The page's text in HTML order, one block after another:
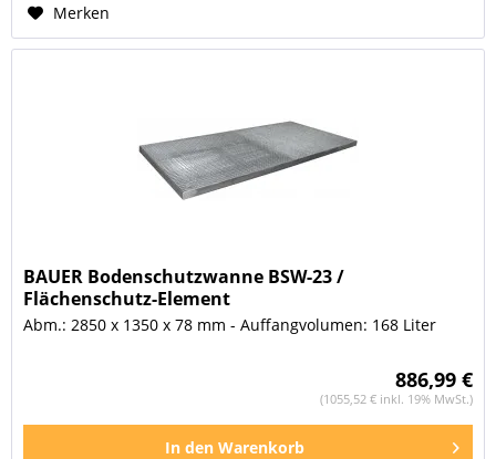
Merken
BAUER Bodenschutzwanne BSW-23 /
Flächenschutz-Element
Abm.: 2850 x 1350 x 78 mm - Auffangvolumen: 168 Liter
886,99 €
(1055,52 € inkl. 19% MwSt.)
In den Warenkorb